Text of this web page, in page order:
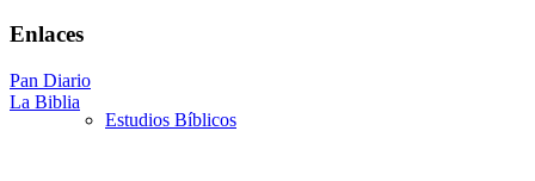
Estudios Bíblicos
Enlaces
Pan Diario
La Biblia